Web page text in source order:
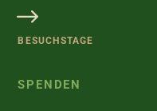
BESUCHSTAGE
SPENDEN